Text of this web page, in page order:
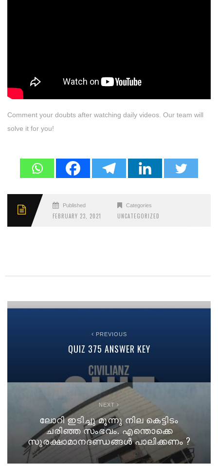
Comment your doubts after watching daily videos. Our team will
solve it for you!
Published
FEBRUARY 23, 2021
Categories
UNCATEGORIZED
PREVIOUS
QUIZ 375 ANSWER KEY
NEXT
ലോറി ഇടിച്ചു മൂന്നു നില കെട്ടിടം
ചരിഞ്ഞ സംഭവം. എന്തൊക്കെ
സുരക്ഷാമാനദണ്ഡങ്ങൾ പാലിക്കണം ?